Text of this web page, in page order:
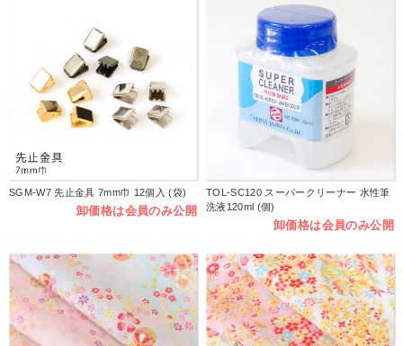
SGM-W7 先止金具 7mm巾 12個入 (袋)
卸価格は会員のみ公開
TOL-SC120 スーパークリーナー 水性筆
洗液120ml (個)
卸価格は会員のみ公開